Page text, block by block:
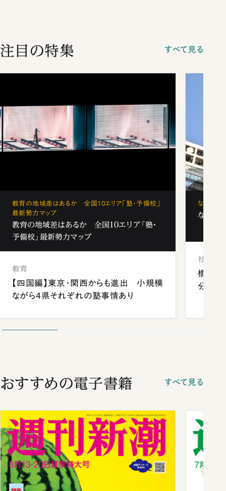
注目の特集 すべて見る
教育の地域差はあるか 全国10エリア「塾・予備校」
最新勢力マップ
教育の地域差はあるか 全国10エリア「塾・
予備校」最新勢力マップ
教育
【四国編】東京・関西からも進出 小規模
ながら4県それぞれの塾事情あり
なぜ「フ
なぜ「
社会
橋本愛
分 佐
おすすめの電子書籍 すべて見る